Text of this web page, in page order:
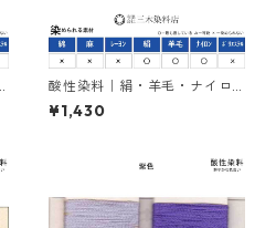
酸性染料｜絹・羊毛・ナイロ
ンを染める｜20g｜スプララ
ンエロー4GL（緑みの黄色）
¥1,430